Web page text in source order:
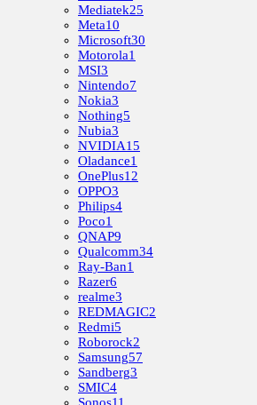
Mediatek25
Meta10
Microsoft30
Motorola1
MSI3
Nintendo7
Nokia3
Nothing5
Nubia3
NVIDIA15
Oladance1
OnePlus12
OPPO3
Philips4
Poco1
QNAP9
Qualcomm34
Ray-Ban1
Razer6
realme3
REDMAGIC2
Redmi5
Roborock2
Samsung57
Sandberg3
SMIC4